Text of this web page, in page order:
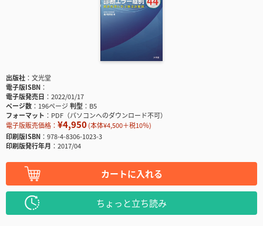
出版社
文光堂
電子版ISBN
電子版発売日
2022/01/17
ページ数
196ページ判型
B5
フォーマット
PDF（パソコンへのダウンロード不可）
電子版販売価格： ¥4,950(本体¥4,500＋税10％)
印刷版ISBN
978-4-8306-1023-3
印刷版発行年月
2017/04
カートに入れる
ちょっと立ち読み